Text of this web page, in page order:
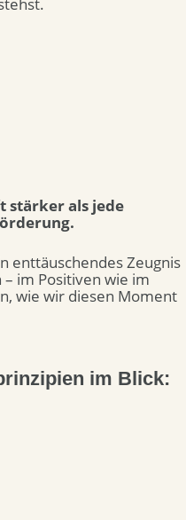
stärker als jede
enttäuschendes Zeugnis
im Positiven wie im
wie wir diesen Moment
im Blick: